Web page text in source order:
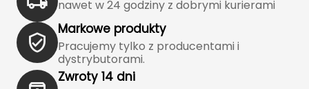
Kari Traa
Karpos
nawet w 24 godziny z dobrymi kurierami
Markowe produkty
Pracujemy tylko z producentami i
dystrybutorami.
Zwroty 14 dni